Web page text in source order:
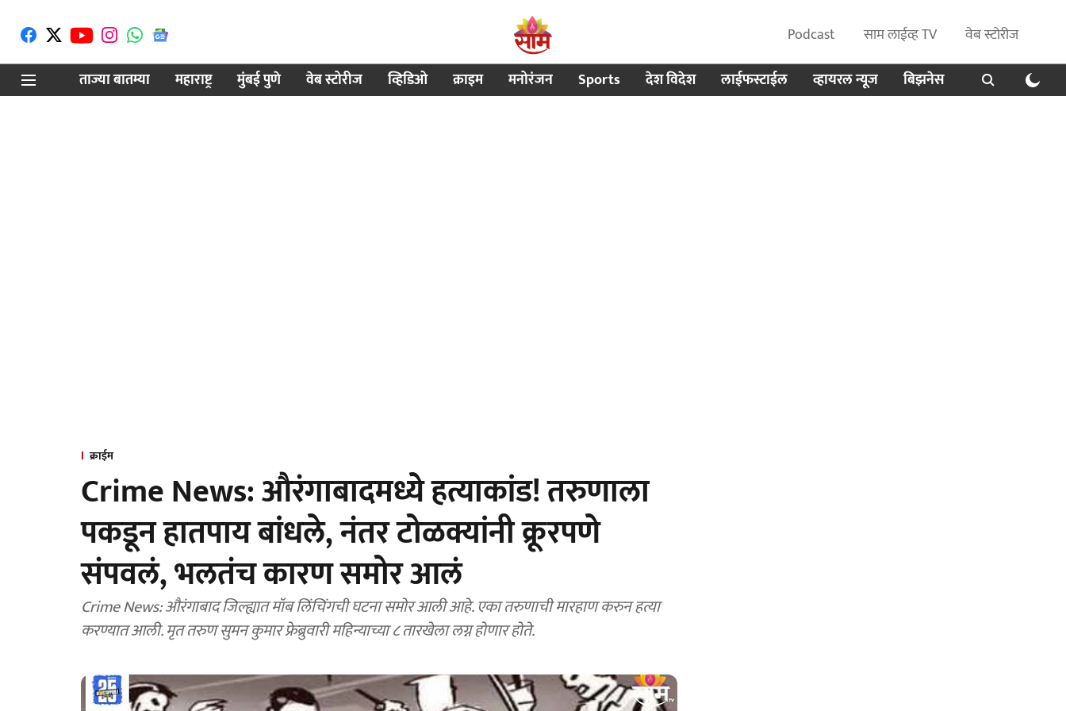
Podcast साम लाईव्ह TV
वेब स्टोरीज
ताज्या बातम्या
महाराष्ट्र मुंबई पुणे वेब स्टोरीज व्हिडिओ क्राइम मनोरंजन Sports देश विदेश लाईफस्टाईल व्हायरल न्यूज बिझनेस
क्राईम
Crime News: औरंगाबादमध्ये हत्याकांड! तरुणाला
पकडून हातपाय बांधले, नंतर टोळक्यांनी क्रूरपणे
संपवलं, भलतंच कारण समोर आलं
Crime News: औरंगाबाद जिल्ह्यात मॉब लिंचिंगची घटना समोर आली आहे. एका तरुणाची मारहाण करुन हत्या
करण्यात आली. मृत तरुण सुमन कुमार फ्रेब्रुवारी महिन्याच्या ८ तारखेला लग्न होणार होते.